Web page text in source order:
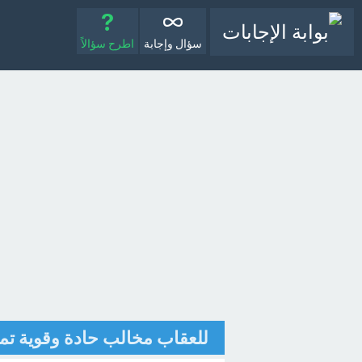
سؤال وإجابة اطرح سؤالاً
للعقاب مخالب حادة وقوية